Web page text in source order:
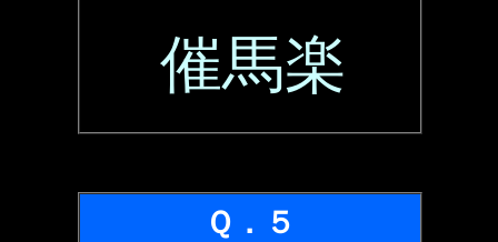
催馬楽
Ｑ．５